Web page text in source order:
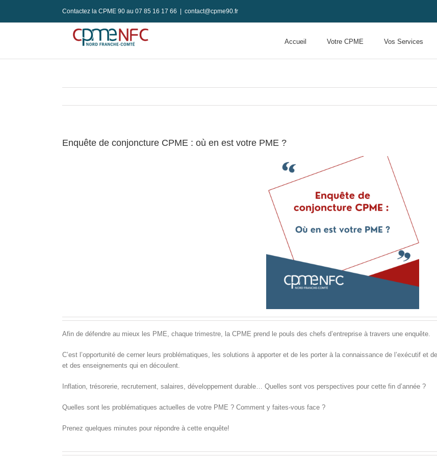
Contactez la CPME 90 au 07 85 16 17 66 contact@cpme90.fr
Accueil Votre CPME Vos Services
Enquête de conjoncture CPME : où en est votre PME ?
Afin de défendre au mieux les PME, chaque trimestre, la CPME prend le pouls des chefs d’entreprise à travers une enquête.
C’est l’opportunité de cerner leurs problématiques, les solutions à apporter et de les porter à la connaissance de l’exécutif et
et des enseignements qui en découlent.
Inflation, trésorerie, recrutement, salaires, développement durable… Quelles sont vos perspectives pour cette fin d’année ?
Quelles sont les problématiques actuelles de votre PME ? Comment y faites-vous face ?
Prenez quelques minutes pour répondre à cette enquête!